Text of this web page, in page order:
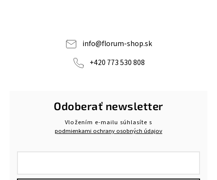
info@florum-shop.sk
+420 773 530 808
Odoberať newsletter
Vložením e-mailu súhlasíte s
podmienkami ochrany osobných údajov